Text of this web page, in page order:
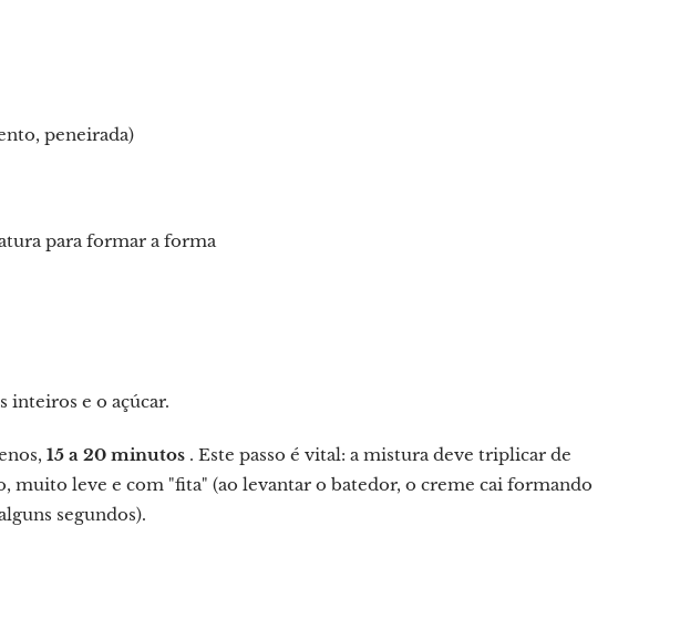
peneirada)
para formar a forma
inteiros e o açúcar.
15 a 20 minutos . Este passo é vital: a mistura deve triplicar de
muito leve e com "fita" (ao levantar o batedor, o creme cai formando
segundos).